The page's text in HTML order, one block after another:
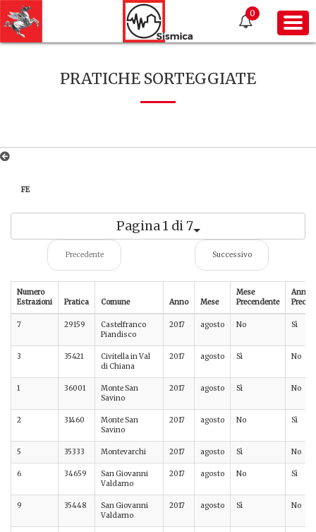
0
PRATICHE SORTEGGIATE
FE
Pagina 1 di 7
Precedente Successivo
Numero
Estrazioni
Pratica Comune Anno Mese
Mese
Precendente
Anno
7 29159
Castelfranco
Piandisco
2017 agosto No Sì
3 35421
Civitella in Val
di Chiana
2017 agosto Sì No
1 36001
Monte San
Savino
2017 agosto Sì No
2 31460
Monte San
Savino
2017 agosto No Sì
5 35333 Montevarchi 2017 agosto Sì No
6 34659
San Giovanni
Valdarno
2017 agosto No Sì
9 35448
San Giovanni
Valdarno
2017 agosto Sì No